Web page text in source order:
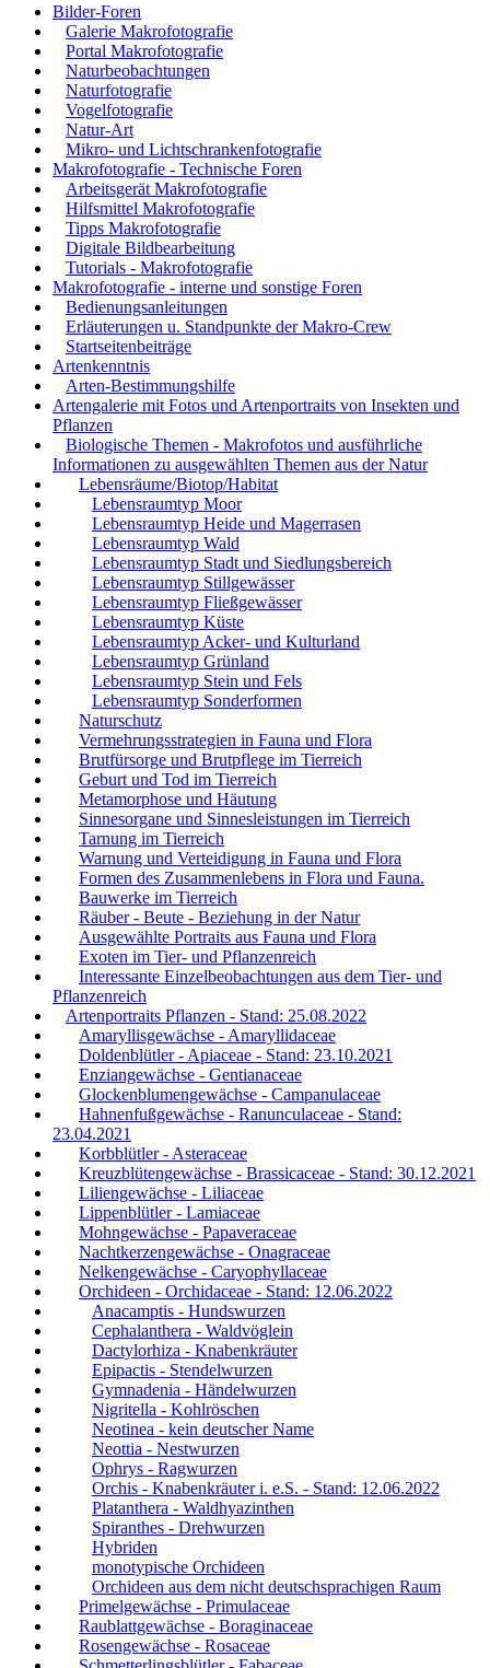
Bilder-Foren
Galerie Makrofotografie
Portal Makrofotografie
Naturbeobachtungen
Naturfotografie
Vogelfotografie
Natur-Art
Mikro- und Lichtschrankenfotografie
Makrofotografie - Technische Foren
Arbeitsgerät Makrofotografie
Hilfsmittel Makrofotografie
Tipps Makrofotografie
Digitale Bildbearbeitung
Tutorials - Makrofotografie
Makrofotografie - interne und sonstige Foren
Bedienungsanleitungen
Erläuterungen u. Standpunkte der Makro-Crew
Startseitenbeiträge
Artenkenntnis
Arten-Bestimmungshilfe
Artengalerie mit Fotos und Artenportraits von Insekten und
Pflanzen
Biologische Themen - Makrofotos und ausführliche
Informationen zu ausgewählten Themen aus der Natur
Lebensräume/Biotop/Habitat
Lebensraumtyp Moor
Lebensraumtyp Heide und Magerrasen
Lebensraumtyp Wald
Lebensraumtyp Stadt und Siedlungsbereich
Lebensraumtyp Stillgewässer
Lebensraumtyp Fließgewässer
Lebensraumtyp Küste
Lebensraumtyp Acker- und Kulturland
Lebensraumtyp Grünland
Lebensraumtyp Stein und Fels
Lebensraumtyp Sonderformen
Naturschutz
Vermehrungsstrategien in Fauna und Flora
Brutfürsorge und Brutpflege im Tierreich
Geburt und Tod im Tierreich
Metamorphose und Häutung
Sinnesorgane und Sinnesleistungen im Tierreich
Tarnung im Tierreich
Warnung und Verteidigung in Fauna und Flora
Formen des Zusammenlebens in Flora und Fauna.
Bauwerke im Tierreich
Räuber - Beute - Beziehung in der Natur
Ausgewählte Portraits aus Fauna und Flora
Exoten im Tier- und Pflanzenreich
Interessante Einzelbeobachtungen aus dem Tier- und
Pflanzenreich
Artenportraits Pflanzen - Stand: 25.08.2022
Amaryllisgewächse - Amaryllidaceae
Doldenblütler - Apiaceae - Stand: 23.10.2021
Enziangewächse - Gentianaceae
Glockenblumengewächse - Campanulaceae
Hahnenfußgewächse - Ranunculaceae - Stand:
23.04.2021
Korbblütler - Asteraceae
Kreuzblütengewächse - Brassicaceae - Stand: 30.12.2021
Liliengewächse - Liliaceae
Lippenblütler - Lamiaceae
Mohngewächse - Papaveraceae
Nachtkerzengewächse - Onagraceae
Nelkengewächse - Caryophyllaceae
Orchideen - Orchidaceae - Stand: 12.06.2022
Anacamptis - Hundswurzen
Cephalanthera - Waldvöglein
Dactylorhiza - Knabenkräuter
Epipactis - Stendelwurzen
Gymnadenia - Händelwurzen
Nigritella - Kohlröschen
Neotinea - kein deutscher Name
Neottia - Nestwurzen
Ophrys - Ragwurzen
Orchis - Knabenkräuter i. e.S. - Stand: 12.06.2022
Platanthera - Waldhyazinthen
Spiranthes - Drehwurzen
Hybriden
monotypische Orchideen
Orchideen aus dem nicht deutschsprachigen Raum
Primelgewächse - Primulaceae
Raublattgewächse - Boraginaceae
Rosengewächse - Rosaceae